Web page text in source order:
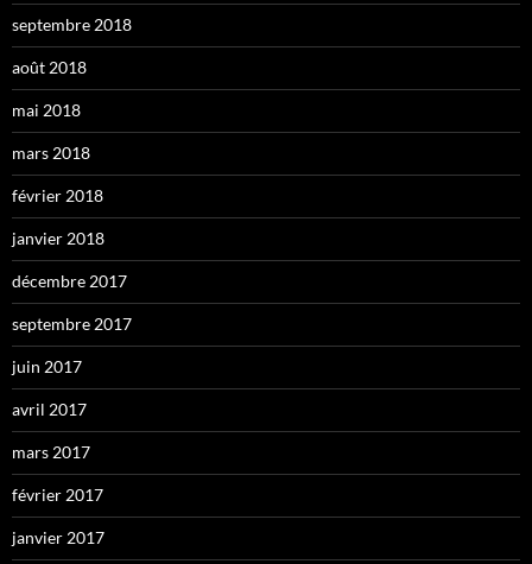
septembre 2018
août 2018
mai 2018
mars 2018
février 2018
janvier 2018
décembre 2017
septembre 2017
juin 2017
avril 2017
mars 2017
février 2017
janvier 2017